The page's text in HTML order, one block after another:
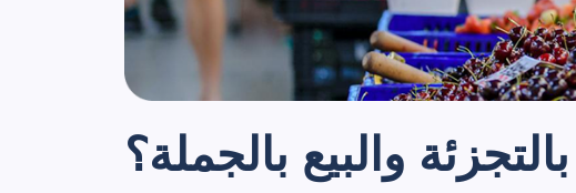
والبيع بالجملة؟